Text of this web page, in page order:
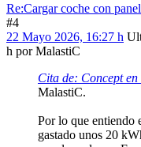
Re:Cargar coche con
#4
22 Mayo 2026, 16:27 h
h por MalastiC
Cita de: Concept
MalastiC.
Por lo que entiendo
gastado unos 20